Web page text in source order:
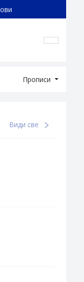
Прописи
Види све